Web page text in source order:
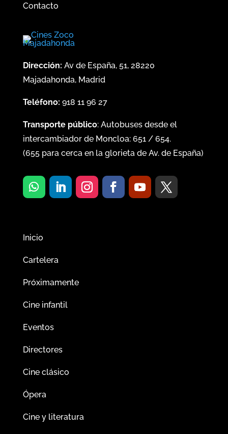
Contacto
Dirección: Av de España, 51, 28220
Majadahonda, Madrid
Teléfono: 918 11 96 27
Transporte público: Autobuses desde el
intercambiador de Moncloa: 651/ 654.
(655para cerca en la glorieta de Av. de España)
Inicio
Cartelera
Próximamente
Cine infantil
Eventos
Directores
Cine clásico
Ópera
Cine y literatura